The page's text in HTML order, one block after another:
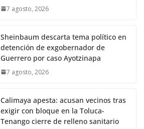
7 agosto, 2026
Sheinbaum descarta tema político en
detención de exgobernador de
Guerrero por caso Ayotzinapa
7 agosto, 2026
Calimaya apesta: acusan vecinos tras
exigir con bloque en la Toluca-
Tenango cierre de relleno sanitario